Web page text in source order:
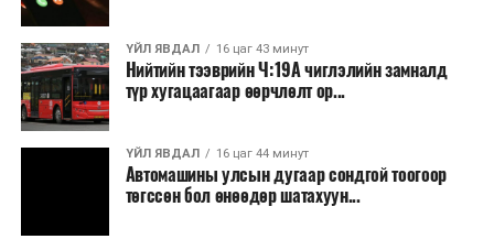
ҮЙЛ ЯВДАЛ 16 цаг 43 минут
Нийтийн тээврийн Ч:19А чиглэлийн замналд
түр хугацаагаар өөрчлөлт ор...
ҮЙЛ ЯВДАЛ 16 цаг 44 минут
Автомашины улсын дугаар сондгой тоогоор
төгссөн бол өнөөдөр шатахуун...